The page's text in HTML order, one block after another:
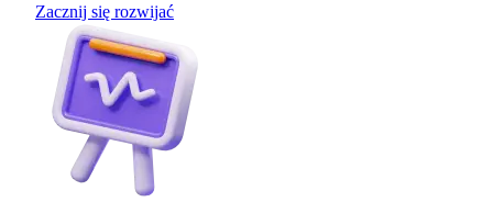
Zacznij się rozwijać